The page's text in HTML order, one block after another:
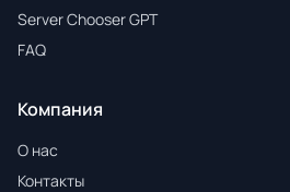
Server Chooser GPT
FAQ
Компания
О нас
Контакты